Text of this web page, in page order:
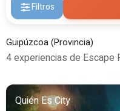
Filtros
Guipúzcoa (Provincia)
4 experiencias de Escape
Quién Es City